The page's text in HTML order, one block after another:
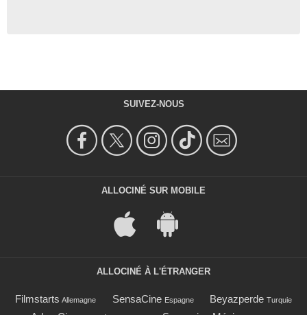
SUIVEZ-NOUS
ALLOCINÉ SUR MOBILE
ALLOCINÉ À L'ÉTRANGER
Filmstarts Allemagne SensaCine Espagne Beyazperde Turquie